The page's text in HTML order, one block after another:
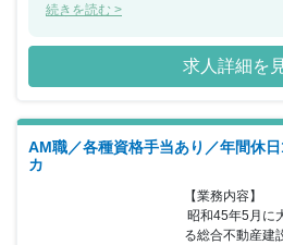
きなタイミング取得ができ、加えて福利
です。 今回のポジションではご入居者様とオーナー様をつなぐ立場
として、双方の顧客に寄り添った対応
お待ちしております。
続きを読む >
求人詳細を
AM職／各種資格手当あり／年間休
カ
【業務内容】
る総合不動産建